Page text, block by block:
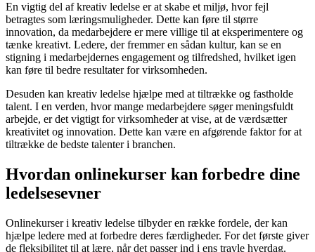
En vigtig del af kreativ ledelse er at skabe et miljø, hvor fejl
betragtes som læringsmuligheder. Dette kan føre til større
innovation, da medarbejdere er mere villige til at eksperimentere og
tænke kreativt. Ledere, der fremmer en sådan kultur, kan se en
stigning i medarbejdernes engagement og tilfredshed, hvilket igen
kan føre til bedre resultater for virksomheden.
Desuden kan kreativ ledelse hjælpe med at tiltrække og fastholde
talent. I en verden, hvor mange medarbejdere søger meningsfuldt
arbejde, er det vigtigt for virksomheder at vise, at de værdsætter
kreativitet og innovation. Dette kan være en afgørende faktor for at
tiltrække de bedste talenter i branchen.
Hvordan onlinekurser kan forbedre dine
ledelsesevner
Onlinekurser i kreativ ledelse tilbyder en række fordele, der kan
hjælpe ledere med at forbedre deres færdigheder. For det første giver
de fleksibilitet til at lære, når det passer ind i ens travle hverdag.